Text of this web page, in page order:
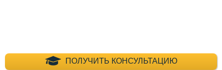
ПОЛУЧИТЬ КОНСУЛЬТАЦИЮ
+7 (495) 660-35-